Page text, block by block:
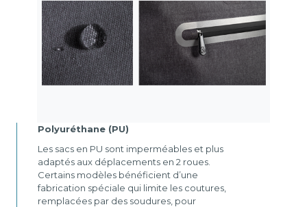
Polyuréthane (PU)
Les sacs en PU sont imperméables et plus
adaptés aux déplacements en 2 roues.
Certains modèles bénéficient d’une
fabrication spéciale qui limite les coutures,
remplacées par des soudures, pour